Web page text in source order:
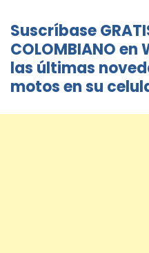
Suscríbase
COLOMBIANO
las últimas
motos en su